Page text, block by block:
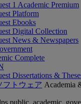
1 Academic Premium
Platform
Ebooks
Digital Collection
News & Newspapers
Complete
Dissertations &
フトウェア Academia
public, academic,